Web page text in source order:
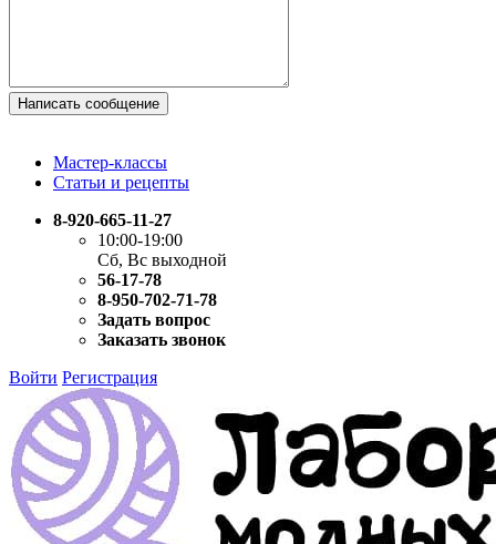
Написать сообщение
Мастер-классы
Статьи и рецепты
8-920-665-11-27
10:00-19:00
Сб, Вс выходной
56-17-78
8-950-702-71-78
Задать вопрос
Заказать звонок
Войти Регистрация